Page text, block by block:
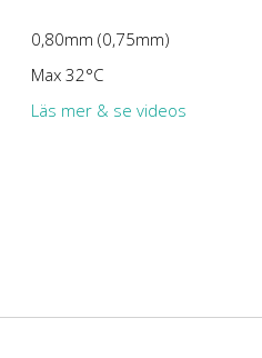
0,80mm (0,75mm)
Max 32°C
Läs mer & se videos